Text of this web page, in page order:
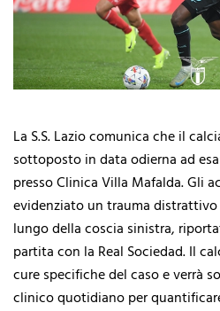
La S.S. Lazio comunica che il
sottoposto in data odierna ad
presso Clinica Villa Mafalda. Gli
evidenziato un trauma
lungo della coscia sinistra,
partita con la Real Sociedad. Il
cure specifiche del caso e verrà
clinico quotidiano per